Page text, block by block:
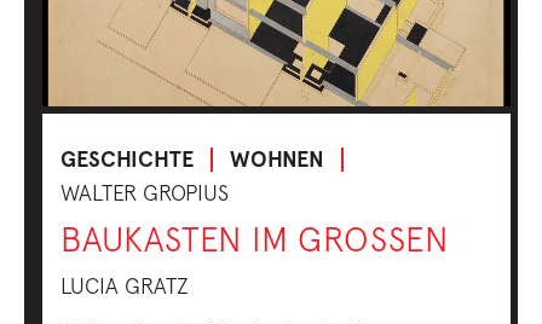
GESCHICHTE WOHNEN
WALTER GROPIUS
BAUKASTEN IM GROSSEN
LUCIA GRATZ